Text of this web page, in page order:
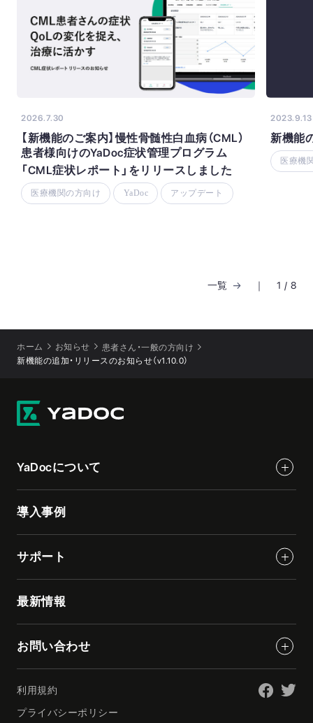
2026.7.30
【新機能のご案内】慢性骨髄性白血病（CML）
患者様向けのYaDoc症状管理プログラム
「CML症状レポート」をリリースしました
医療機関の方向け YaDoc アップデート
2023.9.13
新機能
医療機
一覧 ｜ 1 / 8
ホーム お知らせ
患者さん・一般の方向け
新機能の追加・リリースのお知らせ（v1.10.0）
YaDocについて
導入事例
サポート
最新情報
お問い合わせ
利用規約
プライバシーポリシー